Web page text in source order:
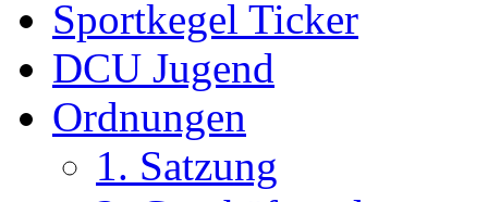
Sportkegel Ticker
DCU Jugend
Ordnungen
1. Satzung